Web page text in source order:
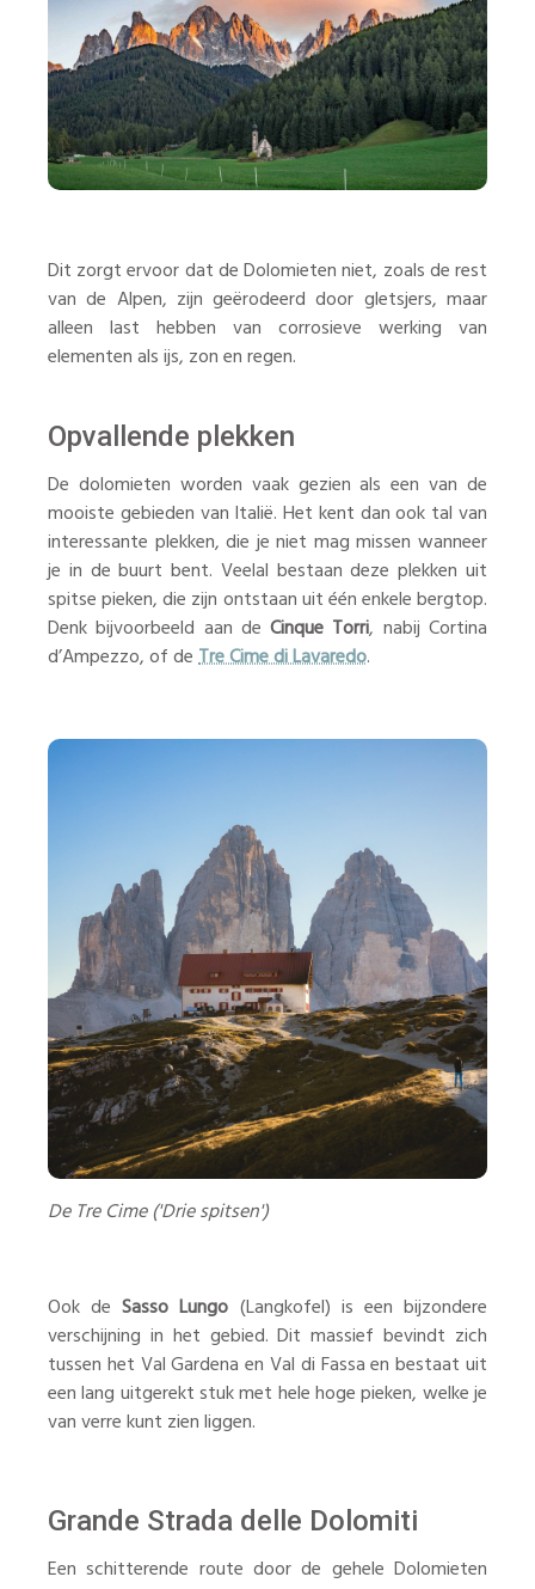
Dit zorgt ervoor dat de Dolomieten niet, zoals de rest
van de Alpen, zijn geërodeerd door gletsjers, maar
alleen last hebben van corrosieve werking van
elementen als ijs, zon en regen.
Opvallende plekken
De dolomieten worden vaak gezien als een van de
mooiste gebieden van Italië. Het kent dan ook tal van
interessante plekken, die je niet mag missen wanneer
je in de buurt bent. Veelal bestaan deze plekken uit
spitse pieken, die zijn ontstaan uit één enkele bergtop.
Denk bijvoorbeeld aan deCinque Torri, nabij Cortina
d’Ampezzo, of deTre Cime di Lavaredo.
De Tre Cime ('Drie spitsen')
Ook deSasso Lungo (Langkofel) is een bijzondere
verschijning in het gebied. Dit massief bevindt zich
tussen het Val Gardena en Val di Fassa en bestaat uit
een lang uitgerekt stuk met hele hoge pieken, welke je
van verre kunt zien liggen.
Grande Strada delle Dolomiti
Een schitterende route door de gehele Dolomieten